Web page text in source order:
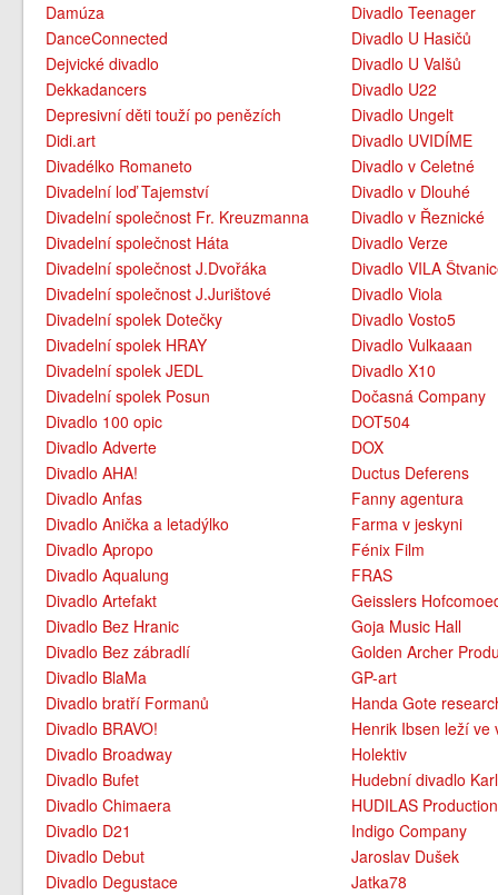
Damúza
DanceConnected
Dejvické divadlo
Dekkadancers
Depresivní děti touží po penězích
Didi.art
Divadélko Romaneto
Divadelní loď Tajemství
Divadelní společnost Fr. Kreuzmanna
Divadelní společnost Háta
Divadelní společnost J.Dvořáka
Divadelní společnost J.Jurištové
Divadelní spolek Dotečky
Divadelní spolek HRAY
Divadelní spolek JEDL
Divadelní spolek Posun
Divadlo 100 opic
Divadlo Adverte
Divadlo AHA!
Divadlo Anfas
Divadlo Anička a letadýlko
Divadlo Apropo
Divadlo Aqualung
Divadlo Artefakt
Divadlo Bez Hranic
Divadlo Bez zábradlí
Divadlo BlaMa
Divadlo bratří Formanů
Divadlo BRAVO!
Divadlo Broadway
Divadlo Bufet
Divadlo Chimaera
Divadlo D21
Divadlo Debut
Divadlo Degustace
Divadlo Teenager
Divadlo U Hasičů
Divadlo U Valšů
Divadlo U22
Divadlo Ungelt
Divadlo UVIDÍME
Divadlo v Celetné
Divadlo v Dlouhé
Divadlo v Řeznické
Divadlo Verze
Divadlo VILA
Divadlo Viola
Divadlo Vosto5
Divadlo Vulkaaan
Divadlo X10
Dočasná Company
DOT504
DOX
Ductus Deferens
Fanny agentura
Farma v jeskyni
Fénix Film
FRAS
Geisslers
Goja Music Hall
Golden Archer
GP-art
Handa Gote
Henrik Ibsen leží ve
Holektiv
Hudební divadlo
HUDILAS Production
Indigo Company
Jaroslav Dušek
Jatka78